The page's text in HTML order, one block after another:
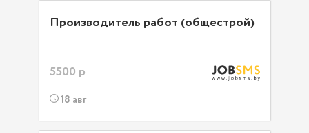
Производитель работ (общестрой)
5500 р
18 авг